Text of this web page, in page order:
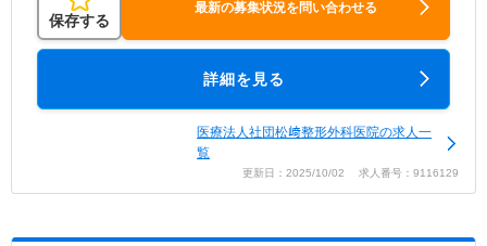
保存する
最新の募集状況を問い合わせる
詳細を見る
医療法人社団松﨑整形外科医院の求人一
覧
更新日：2025/10/02 求人番号：9116129